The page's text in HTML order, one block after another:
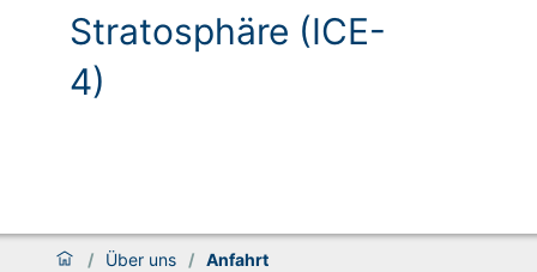
Stratosphäre (ICE-
4)
/ Über uns / Anfahrt